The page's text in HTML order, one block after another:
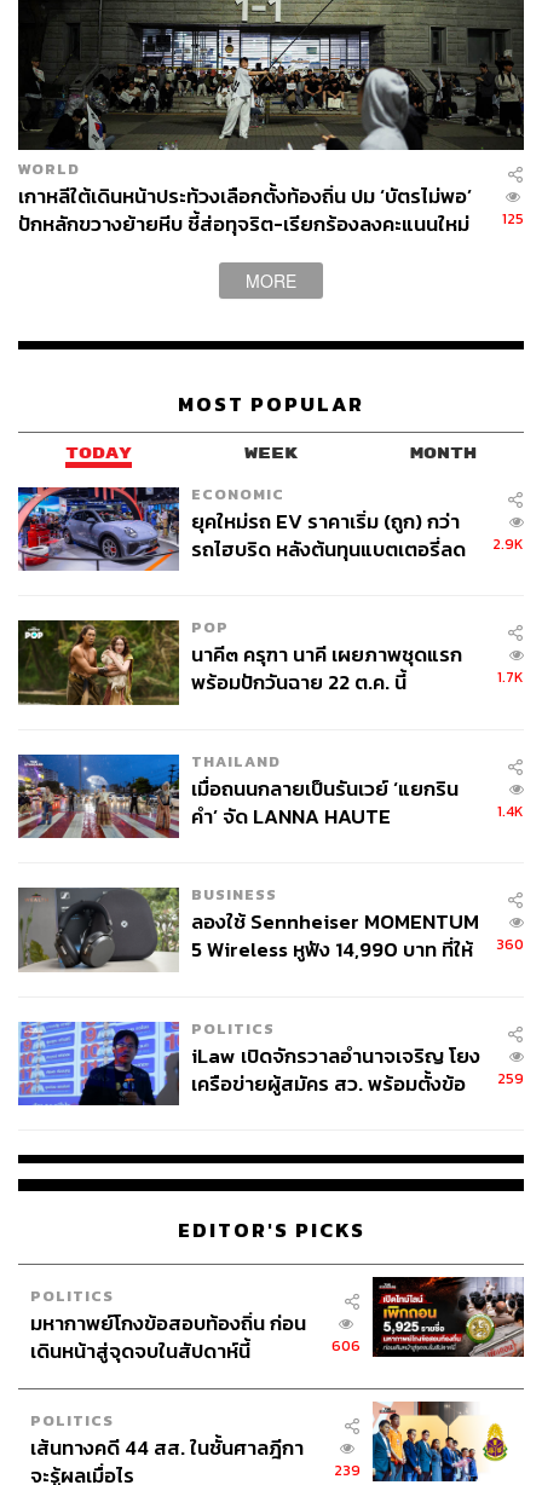
ABOUT THE AUTHOR
ถนัดกิจ จันกิเสน
Content Creator ประจำกองบรรณาธิการ
THE STANDARD WEALTH ผู้เสพติดโลก
ธุรกิจ การตลาด เทคโนโลยี และชอบสำรวจ
โลกออฟไลน์และออนไลน์มาถอดรหัสความ
เคลื่อนไหวให้เป็นเรื่องเข้าใจง่าย สนุก และได้
ไอเดียใหม่ๆ
WORLD
เกาหลีใต้เดินหน้าประท้วงเลือกตั้งท้องถิ่น ปม ‘บัตรไม่พอ’
ปักหลักขวางย้ายหีบ ชี้ส่อทุจริต-เรียกร้องลงคะแนนใหม่
125
MORE
MOST POPULAR
TODAY WEEK MONTH
ECONOMIC
ยุคใหม่รถ EV ราคาเริ่ม (ถูก) กว่า
รถไฮบริด หลังต้นทุนแบตเตอรี่ลด
2.9K
POP
นาคี๓ ครุฑา นาคี เผยภาพชุดแรก
พร้อมปักวันฉาย 22 ต.ค. นี้
1.7K
THAILAND
เมื่อถนนกลายเป็นรันเวย์ ‘แยกริน
คำ’ จัด LANNA HAUTE
1.4K
BUSINESS
ลองใช้ Sennheiser MOMENTUM
5 Wireless หูฟัง 14,990 บาท ที่ให้
360
POLITICS
iLaw เปิดจักรวาลอำนาจเจริญ โยง
เครือข่ายผู้สมัคร สว. พร้อมตั้งข้อ
259
EDITOR'S PICKS
POLITICS
มหากาพย์โกงข้อสอบท้องถิ่น ก่อน
เดินหน้าสู่จุดจบในสัปดาห์นี้
606
POLITICS
เส้นทางคดี 44 สส. ในชั้นศาลฎีกา
จะรู้ผลเมื่อไร
239